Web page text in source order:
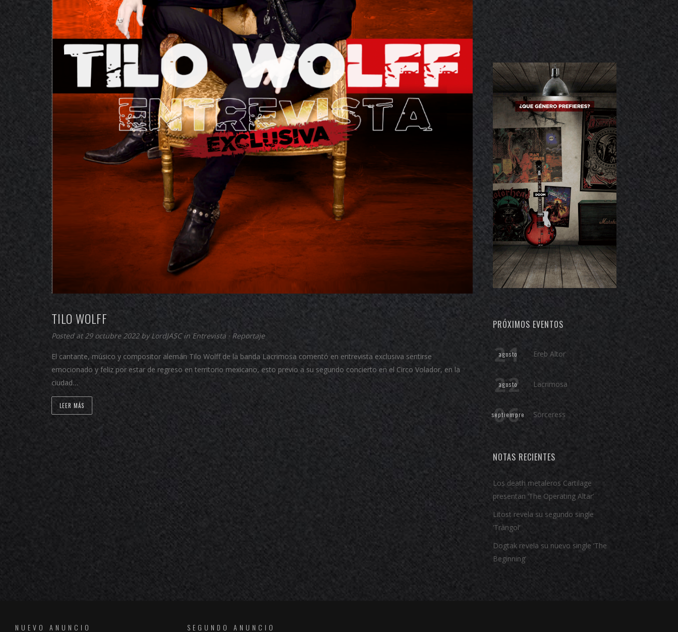
TILO WOLFF
Posted at 29 octubre 2022 byLordJASCin Entrevista ⋅ Reportaje
El cantante, músico y compositor alemán Tilo Wolff de la banda Lacrimosa comentó en entrevista exclusiva sentirse
emocionado y feliz por estar de regreso en territorio mexicano, esto previo a su segundo concierto en el Circo Volador, en la
ciudad…
LEER MÁS
PRÓXIMOS EVENTOS
21
agosto Ereb Altor
22
agosto Lacrimosa
06
septiempre Sörceress
NOTAS RECIENTES
Los death metaleros Cartilage
presentan ‘The Operating Altar’
Litost revela su segundo single
‘Tràngol’
Dogtak revela su nuevo single ‘The
Beginning’
NUEVO ANUNCIO SEGUNDO ANUNCIO